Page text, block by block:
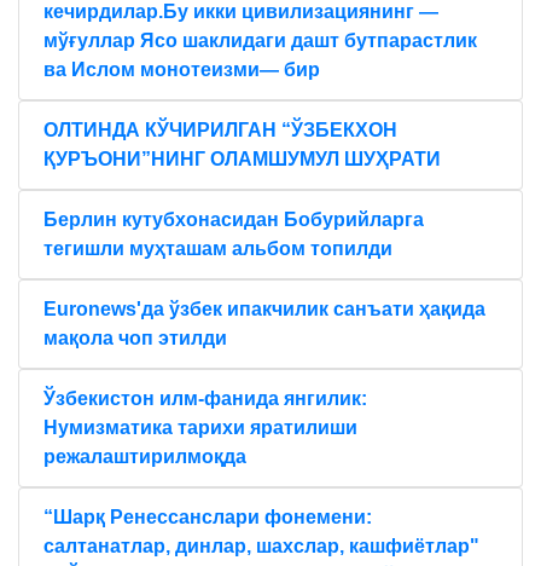
кечирдилар.Бу икки цивилизациянинг —
мўғуллар Ясо шаклидаги дашт бутпарастлик
ва Ислом монотеизми— бир
ОЛТИНДА КЎЧИРИЛГАН “ЎЗБЕКХОН
ҚУРЪОНИ”НИНГ ОЛАМШУМУЛ ШУҲРАТИ
Берлин кутубхонасидан Бобурийларга
тегишли муҳташам альбом топилди
Euronews'да ўзбек ипакчилик санъати ҳақида
мақола чоп этилди
Ўзбекистон илм-фанида янгилик:
Нумизматика тарихи яратилиши
режалаштирилмоқда
“Шарқ Ренессанслари фонемени:
салтанатлар, динлар, шахслар, кашфиётлар"